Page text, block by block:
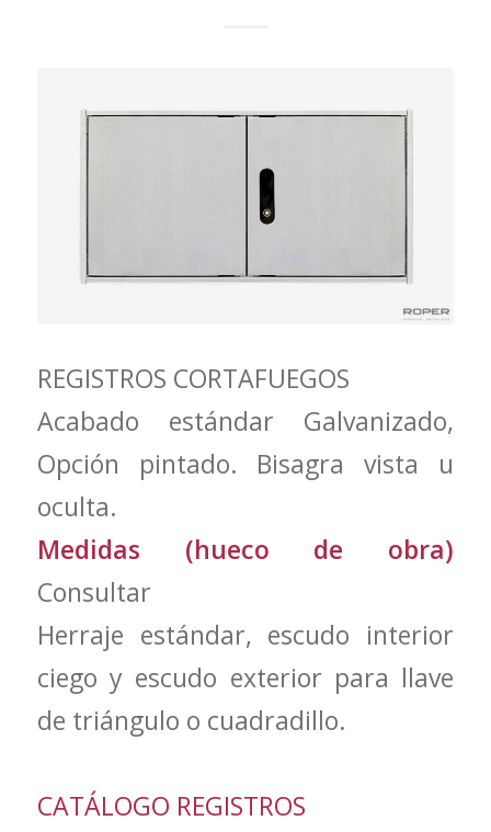
REGISTROS CORTAFUEGOS
Acabado estándar Galvanizado,
Opción pintado. Bisagra vista u
oculta.
Medidas (hueco de obra)
Consultar
Herraje estándar, escudo interior
ciego y escudo exterior para llave
de triángulo o cuadradillo.
CATÁLOGO REGISTROS